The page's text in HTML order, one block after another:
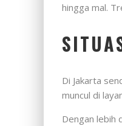
hingga mal.
Di Jakarta
muncul di
Dengan lebih